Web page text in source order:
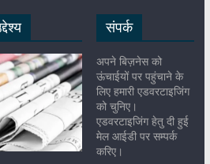
संपर्क
अपने बिज़नेस को
ऊंचाईयों पर पहुंचाने के
लिए हमारी एडवरटाइजिंग
को चुनिए।
एडवरटाइजिंग हेतु दी हुई
मेल आईडी पर सम्पर्क
करिए।